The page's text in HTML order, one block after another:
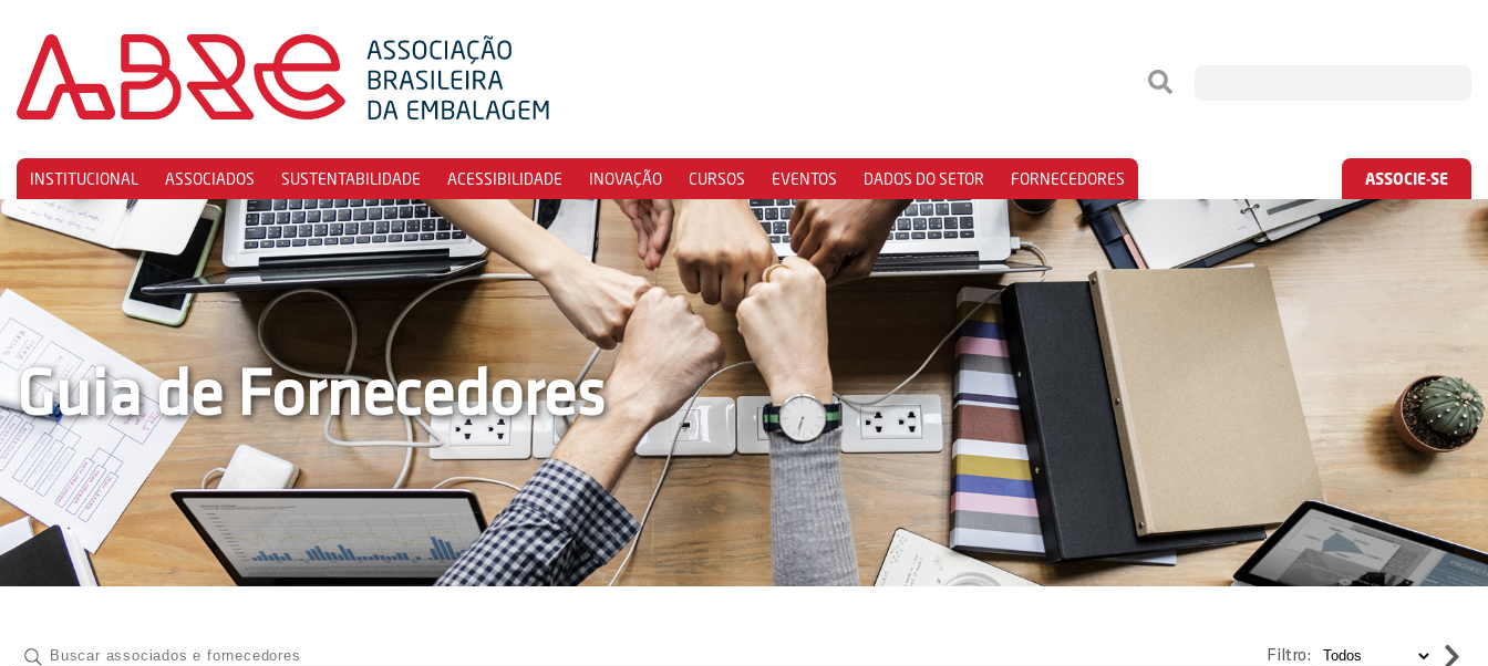
INSTITUCIONAL ASSOCIADOS SUSTENTABILIDADE ACESSIBILIDADE INOVAÇÃO CURSOS EVENTOS DADOS DO SETOR FORNECEDORES ASSOCIE-SE
Guia de Fornecedores
Filtro: